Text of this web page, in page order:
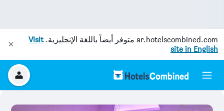
ar.hotelscombined.com متوفر أيضاً باللغة الإنجليزية.Visit
site in English